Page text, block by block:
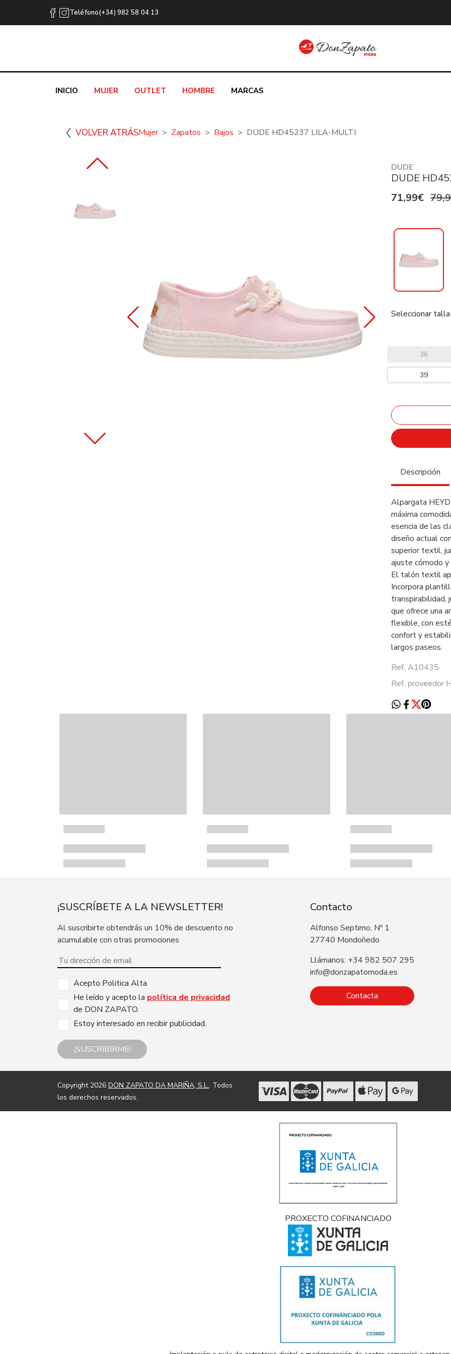
Teléfono(+34) 982 58 04 13
INICIO MUJER OUTLET HOMBRE MARCAS
VOLVER ATRÁSMujer Zapatos Bajos DUDE HD45237 LILA-MULTI
DUDE
DUDE
71,99€
Seleccionar talla
36
39
Descripción
Alpargata
máxima
esencia de las
diseño actual
superior textil,
ajuste cómodo y
El talón textil
Incorpora
transpirabilidad,
que ofrece una
flexible, con
confort y
largos paseos.
Ref. A10435
Ref. proveedor
¡SUSCRÍBETE A LA NEWSLETTER!
Al suscribirte obtendrás un 10% de descuento no
acumulable con otras promociones
Acepto Politica Alta
He leído y acepto la política de privacidad
de DON ZAPATO.
Estoy interesado en recibir publicidad.
¡SUSCRIBIRME!
Contacto
Alfonso Septimo, Nº 1
27740 Mondoñedo
Llámanos: +34 982 507 295
info@donzapatomoda.es
Contacta
Copyright 2026 DON ZAPATO DA MARIÑA, S.L.. Todos
los derechos reservados.
PROXECTO COFINANCIADO